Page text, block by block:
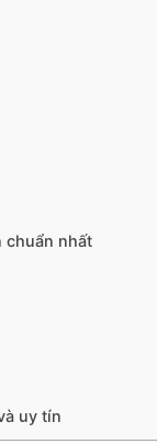
chuẩn nhất
uy tín